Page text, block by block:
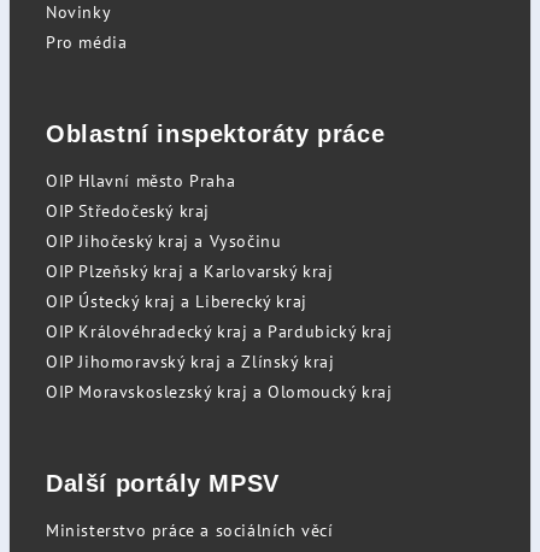
Novinky
Pro média
Oblastní inspektoráty práce
OIP Hlavní město Praha
OIP Středočeský kraj
OIP Jihočeský kraj a Vysočinu
OIP Plzeňský kraj a Karlovarský kraj
OIP Ústecký kraj a Liberecký kraj
OIP Královéhradecký kraj a Pardubický kraj
OIP Jihomoravský kraj a Zlínský kraj
OIP Moravskoslezský kraj a Olomoucký kraj
Další portály MPSV
Ministerstvo práce a sociálních věcí